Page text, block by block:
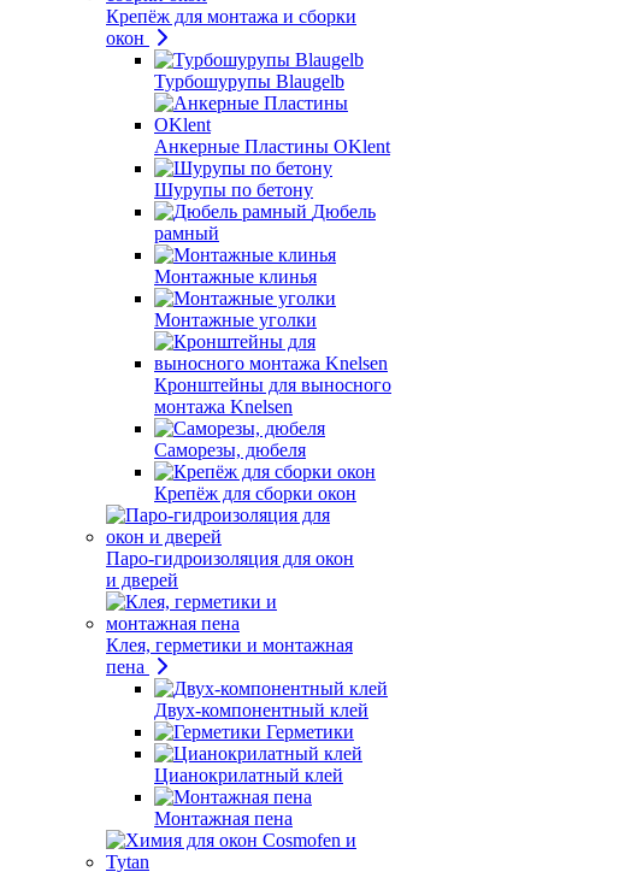
Крепёж для монтажа и сборки
окон
Турбошурупы Blaugelb
Анкерные Пластины OKlent
Шурупы по бетону
Дюбель
рамный
Монтажные клинья
Монтажные уголки
Кронштейны для выносного
монтажа Knelsen
Саморезы, дюбеля
Крепёж для сборки окон
Паро-гидроизоляция для окон
и дверей
Клея, герметики и монтажная
пена
Двух-компонентный клей
Герметики
Цианокрилатный клей
Монтажная пена